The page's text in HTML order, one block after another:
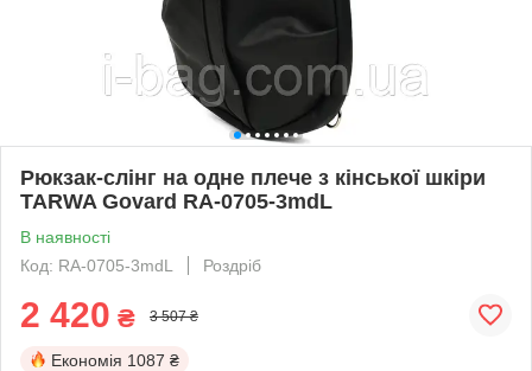
Рюкзак-слінг на одне плече з кінської шкіри
TARWA Govard RA-0705-3mdL
В наявності
Код: RA-0705-3mdL
Роздріб
2 420 ₴ 3 507 ₴
Економія 1087 ₴